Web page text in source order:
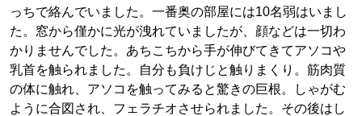
っちで絡んでいました。一番奥の部屋には10名弱はいまし
た。窓から僅かに光が洩れていましたが、顔などは一切わ
かりませんでした。あちこちから手が伸びてきてアソコや
乳首を触られました。自分も負けじと触りまくり。筋肉質
の体に触れ、アソコを触ってみると驚きの巨根。しゃがむ
ように合図され、フェラチオさせられました。その後はし